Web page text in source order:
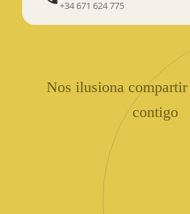
+34 671 624 775
Nos ilusiona compartir
contigo